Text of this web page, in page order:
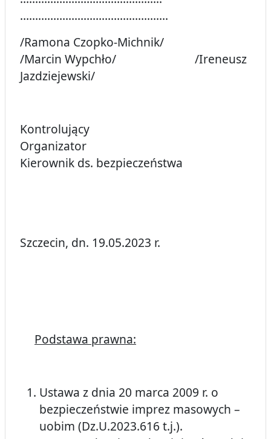
………………………………………….
/Ramona Czopko-Michnik/
/Marcin Wypchło/ /Ireneusz
Jazdziejewski/
Kontrolujący
Organizator
Kierownik ds. bezpieczeństwa
Szczecin, dn. 19.05.2023 r.
Podstawa prawna:
Ustawa z dnia 20 marca 2009 r. o
bezpieczeństwie imprez masowych –
uobim (Dz.U.2023.616 t.j.).